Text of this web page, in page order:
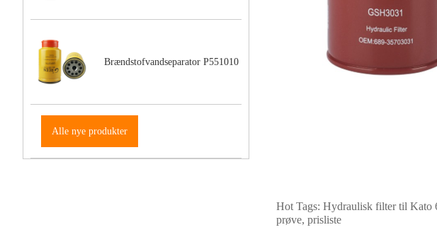
Brændstofvandseparator P551010
Alle nye produkter
Hot Tags: Hydraulisk filter til Kato
prøve, prisliste